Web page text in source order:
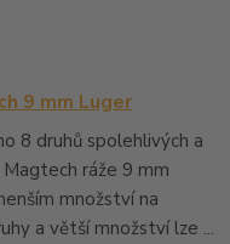
9 mm Luger
8 druhů spolehlivých a
ráže 9 mm
množství na
a větší množství lze ...